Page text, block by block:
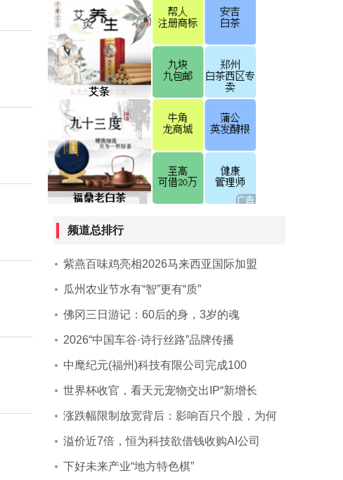
频道总排行
紫燕百味鸡亮相2026马来西亚国际加盟
瓜州农业节水有“智”更有“质”
佛冈三日游记：60后的身，3岁的魂
2026“中国车谷·诗行丝路”品牌传播
中麾纪元(福州)科技有限公司完成100
世界杯收官，看天元宠物交出IP“新增长
涨跌幅限制放宽背后：影响百只个股，为何
溢价近7倍，恒为科技欲借钱收购AI公司
下好未来产业“地方特色棋”